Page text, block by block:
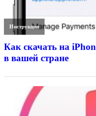
Инструкции
Как скачать на
в вашей стране